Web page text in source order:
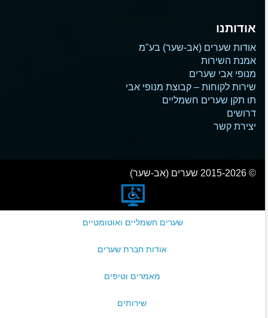
אודותנו
אודות שערים (אב-שער) בע"מ
אמנת השירות
מנופי אבי שערים
שירות לקוחות – קבוצת מנופי אבי
תו תקן שערים חשמליים
דרושים
יצירת קשר
© 2015-2026 שערים (אב-שער)
שערים חשמליים ואוטומטיים
אודות חברת שערים
מאמרים וטיפים
שירותים